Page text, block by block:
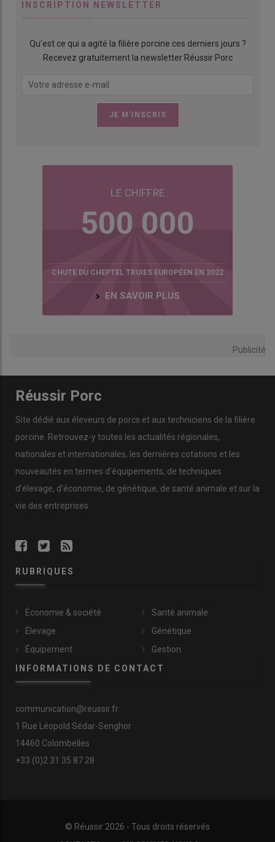
INSCRIPTION NEWSLETTER
Qu’est ce qui a agité la filière porcine ces derniers jours ?
Recevez gratuitement la newsletter Réussir Porc
LE CHIFFRE
500 000
CHUTE DU CHEPTEL TRUIES EUROPÉEN EN 2022
EN SAVOIR PLUS
Publicité
Réussir Porc
Site dédié aux éleveurs de porcs et aux techniciens de la filière
porcine. Retrouvez-y toutes les actualités régionales,
nationales et internationales, les dernières cotations et les
nouveautés en termes d’équipements, de techniques
d’élevage, d’économie, de génétique, de santé animale et sur la
vie des entreprises.
RUBRIQUES
Économie & société
Élevage
Équipement
Santé animale
Génétique
Gestion
INFORMATIONS DE CONTACT
communication@reussir.fr
1 Rue Léopold Sédar-Senghor
14460 Colombelles
+33 (0)2 31 35 87 28
© Réussir 2026 - Tous droits réservés